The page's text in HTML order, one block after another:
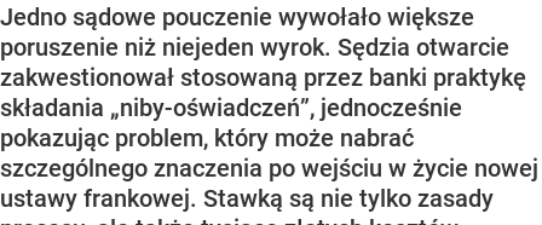
Jedno sądowe pouczenie wywołało większe
poruszenie niż niejeden wyrok. Sędzia otwarcie
zakwestionował stosowaną przez banki praktykę
składania „niby-oświadczeń”, jednocześnie
pokazując problem, który może nabrać
szczególnego znaczenia po wejściu w życie nowej
ustawy frankowej. Stawką są nie tylko zasady